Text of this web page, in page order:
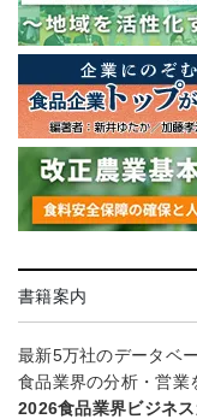
書籍案内
最新5万社のデータベー
食品業界の分析・営業
2026食品業界ビジネス